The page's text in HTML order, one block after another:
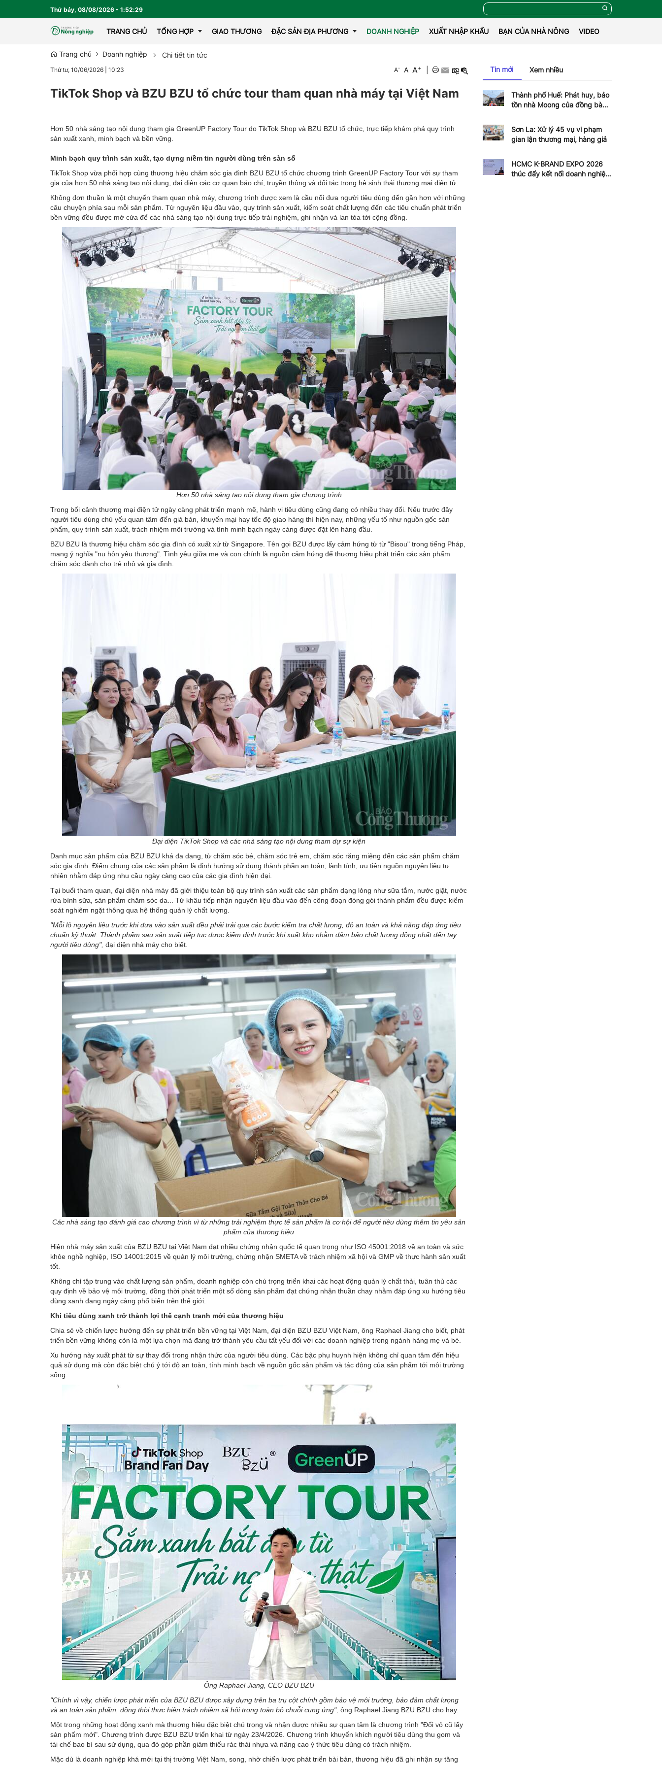
Thứ bảy, 08/08/2026 - 1:52:31
TRANG CHỦ TỔNG HỢP GIAO THƯƠNG ĐẶC SẢN ĐỊA PHƯƠNG DOANH NGHIỆP XUẤT NHẬP KHẨU BẠN CỦA NHÀ NÔNG VIDEO
Trang chủ Doanh nghiệp Chi tiết tin tức
Thứ tư, 10/06/2026 10:23 A- A A+
TikTok Shop và BZU BZU tổ chức tour tham quan nhà máy tại Việt Nam
Hơn 50 nhà sáng tạo nội dung tham gia GreenUP Factory Tour do TikTok Shop và BZU BZU tổ chức, trực tiếp khám phá quy trình
sản xuất xanh, minh bạch và bền vững.
Minh bạch quy trình sản xuất, tạo dựng niềm tin người dùng trên sàn số
TikTok Shop vừa phối hợp cùng thương hiệu chăm sóc gia đình BZU BZU tổ chức chương trình GreenUP Factory Tour với sự tham
gia của hơn 50 nhà sáng tạo nội dung, đại diện các cơ quan báo chí, truyền thông và đối tác trong hệ sinh thái thương mại điện tử
Không đơn thuần là một chuyến tham quan nhà máy, chương trình được xem là cầu nối đưa người tiêu dùng đến gần hơn với những
câu chuyện phía sau mỗi sản phẩm. Từ nguyên liệu đầu vào, quy trình sản xuất, kiểm soát chất lượng đến các tiêu chuẩn phát triển
bền vững đều được mở cửa để các nhà sáng tạo nội dung trực tiếp trải nghiệm, ghi nhận và lan tỏa tới cộng đồng.
Hơn 50 nhà sáng tạo nội dung tham gia chương trình
Trong bối cảnh thương mại điện tử ngày càng phát triển mạnh mẽ, hành vi tiêu dùng cũng đang có nhiều thay đổi. Nếu trước đây
người tiêu dùng chủ yếu quan tâm đến giá bán, khuyến mại hay tốc độ giao hàng thì hiện nay, những yếu tố như nguồn gốc sản
phẩm, quy trình sản xuất, trách nhiệm môi trường và tính minh bạch ngày càng được đặt lên hàng đầu.
BZU BZU là thương hiệu chăm sóc gia đình có xuất xứ từ Singapore. Tên gọi BZU được lấy cảm hứng từ từ "Bisou" trong tiếng Pháp,
mang ý nghĩa "nụ hôn yêu thương". Tình yêu giữa mẹ và con chính là nguồn cảm hứng để thương hiệu phát triển các sản phẩm
chăm sóc dành cho trẻ nhỏ và gia đình.
Đại diện TikTok Shop và các nhà sáng tạo nội dung tham dự sự kiện
Danh mục sản phẩm của BZU BZU khá đa dạng, từ chăm sóc bé, chăm sóc trẻ em, chăm sóc răng miệng đến các sản phẩm chăm
sóc gia đình. Điểm chung của các sản phẩm là định hướng sử dụng thành phần an toàn, lành tính, ưu tiên nguồn nguyên liệu tự
nhiên nhằm đáp ứng nhu cầu ngày càng cao của các gia đình hiện đại.
Tại buổi tham quan, đại diện nhà máy đã giới thiệu toàn bộ quy trình sản xuất các sản phẩm dạng lỏng như sữa tắm, nước giặt, nước
rửa bình sữa, sản phẩm chăm sóc da... Từ khâu tiếp nhận nguyên liệu đầu vào đến công đoạn đóng gói thành phẩm đều được kiểm
soát nghiêm ngặt thông qua hệ thống quản lý chất lượng.
"Mỗi lô nguyên liệu trước khi đưa vào sản xuất đều phải trải qua các bước kiểm tra chất lượng, độ an toàn và khả năng đáp ứng tiêu
chuẩn kỹ thuật. Thành phẩm sau sản xuất tiếp tục được kiểm định trước khi xuất kho nhằm đảm bảo chất lượng đồng nhất đến tay
người tiêu dùng", đại diện nhà máy cho biết.
Các nhà sáng tạo đánh giá cao chương trình vì từ những trải nghiệm thực tế sản phẩm là cơ hội để người tiêu dùng thêm tin yêu sản
phẩm của thương hiệu
Hiện nhà máy sản xuất của BZU BZU tại Việt Nam đạt nhiều chứng nhận quốc tế quan trọng như ISO 45001:2018 về an toàn và sức
khỏe nghề nghiệp, ISO 14001:2015 về quản lý môi trường, chứng nhận SMETA về trách nhiệm xã hội và GMP về thực hành sản xuất
tốt.
Không chỉ tập trung vào chất lượng sản phẩm, doanh nghiệp còn chú trọng triển khai các hoạt động quản lý chất thải, tuân thủ các
quy định về bảo vệ môi trường, đồng thời phát triển một số dòng sản phẩm đạt chứng nhận thuần chay nhằm đáp ứng xu hướng tiêu
dùng xanh đang ngày càng phổ biến trên thế giới.
Khi tiêu dùng xanh trở thành lợi thế cạnh tranh mới của thương hiệu
Chia sẻ về chiến lược hướng đến sự phát triển bền vững tại Việt Nam, đại diện BZU BZU Việt Nam, ông Raphael Jiang cho biết , phát
triển bền vững không còn là một lựa chọn mà đang trở thành yêu cầu tất yếu đối với các doanh nghiệp trong ngành hàng mẹ và bé.
Xu hướng này xuất phát từ sự thay đổi trong nhận thức của người tiêu dùng. Các bậc phụ huynh hiện không chỉ quan tâm đến hiệu
quả sử dụng mà còn đặc biệt chú ý tới độ an toàn, tính minh bạch về nguồn gốc sản phẩm và tác động của sản phẩm tới môi trường
sống.
Ông Raphael Jiang, CEO BZU BZU
"Chính vì vậy, chiến lược phát triển của BZU BZU được xây dựng trên ba trụ cột chính gồm bảo vệ môi trường, bảo đảm chất lượng
và an toàn sản phẩm, đồng thời thực hiện trách nhiệm xã hội trong toàn bộ chuỗi cung ứng", ông Raphael Jiang BZU BZU cho hay.
Một trong những hoạt động xanh mà thương hiệu đặc biệt chú trọng và nhận được nhiều sự quan tâm là chương trình "Đổi vỏ cũ lấy
sản phẩm mới". Chương trình được BZU BZU triển khai từ ngày 23/4/2026. Chương trình khuyến khích người tiêu dùng thu gom và
tái chế bao bì sau sử dụng, qua đó góp phần giảm thiểu rác thải nhựa và nâng cao ý thức tiêu dùng có trách nhiệm.
Mặc dù là doanh nghiệp khá mới tại thị trường Việt Nam, song, nhờ chiến lược phát triển bài bản, thương hiệu đã ghi nhận sự tăng
Tin mới Xem nhiều
Thành phố Huế: Phát huy, bảo
tồn nhà Moong của đồng bào
Sơn La: Xử lý 45 vụ vi phạm
gian lận thương mại, hàng giả
HCMC K-BRAND EXPO 2026
thúc đẩy kết nối doanh nghiệp